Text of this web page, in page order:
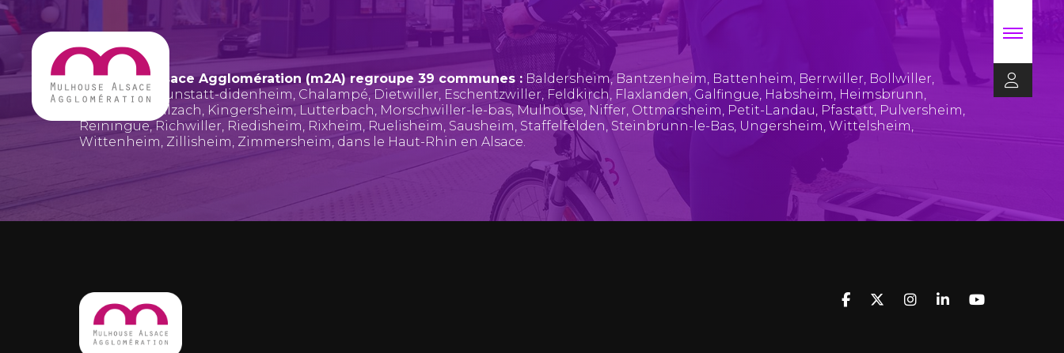
Mulhouse Alsace Agglomération (m2A) regroupe 39 communes : Baldersheim, Bantzenheim, Battenheim, Berrwiller, Bollwiller,
Bruebach, Brunstatt-didenheim, Chalampé, Dietwiller, Eschentzwiller, Feldkirch, Flaxlanden, Galfingue, Habsheim, Heimsbrunn,
Illzach, Kingersheim, Lutterbach, Morschwiller-le-bas,Mulhouse, Niffer, Ottmarsheim, Petit-Landau, Pfastatt, Pulversheim,
Reiningue,Richwiller, Riedisheim, Rixheim, Ruelisheim, Sausheim, Staffelfelden, Steinbrunn-le-Bas, Ungersheim, Wittelsheim,
Wittenheim, Zillisheim, Zimmersheim, dans le Haut-Rhin en Alsace.